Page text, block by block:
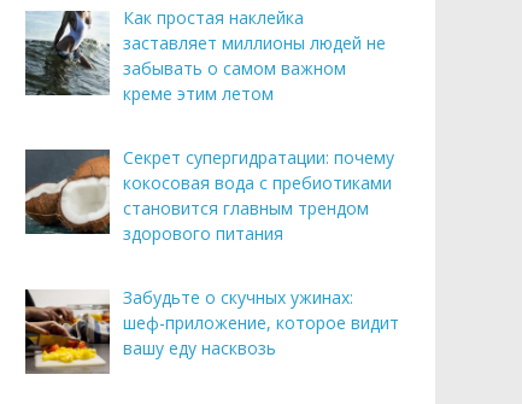
Как простая наклейка
заставляет миллионы людей не
забывать о самом важном
креме этим летом
Секрет супергидратации: почему
кокосовая вода с пребиотиками
становится главным трендом
здорового питания
Забудьте о скучных ужинах:
шеф-приложение, которое видит
вашу еду насквозь